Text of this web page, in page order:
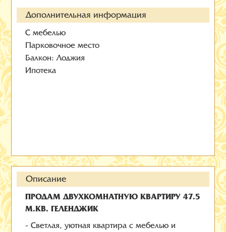
Дополнительная информация
С мебелью
Парковочное место
Балкон: Лоджия
Ипотека
Описание
ПРОДАМ ДВУХКОМНАТНУЮ КВАРТИРУ 47.5
М.КВ. ГЕЛЕНДЖИК
- Светлая, уютная квартира с мебелью и